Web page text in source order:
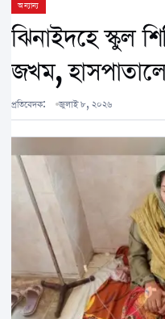
অন্যান্য
ঝিনাইদহে স্কুল
জখম,
প্রতিবেদক: জুলাই ৮, ২০২৬